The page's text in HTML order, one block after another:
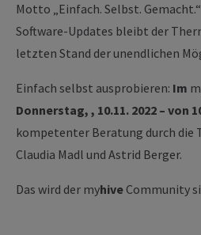
Motto „Einfach. Selbst.
Software-Updates bleibt der
letzten Stand der unendlichen
Einfach selbst ausprobieren: Im
Donnerstag, , 10.11. 2022 – von
kompetenter Beratung durch die
Claudia Madl und Astrid Berger.
Das wird der myhive Community